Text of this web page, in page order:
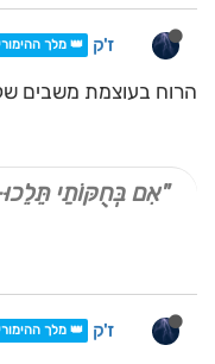
ז'ק 👑 מלך
הרוח בעוצמת משבים של 32 קשר (כ- 60
"אִם בְּחֻקּוֹתַי
ז'ק 👑 מלך